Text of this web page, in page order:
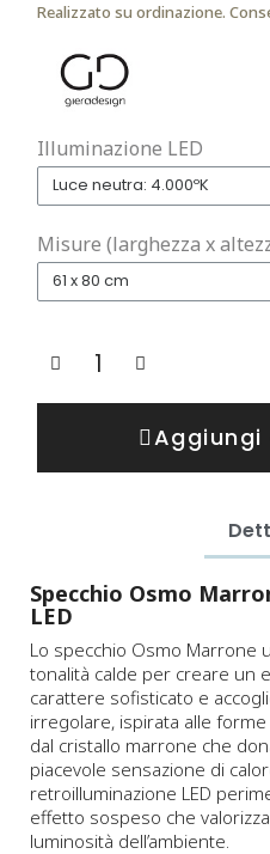
Realizzato su ordinazione.
Illuminazione LED
Misure (larghezza x
Specchio Osmo
LED
Lo specchio Osmo Marrone
tonalità calde per creare un
carattere sofisticato e
irregolare, ispirata alle
dal cristallo marrone che
piacevole sensazione di
retroilluminazione LED
effetto sospeso che
luminosità dell’ambiente.